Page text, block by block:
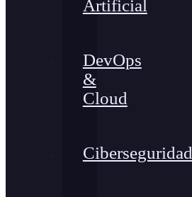
Artificial
DevOps
&
Cloud
Ciberseguridad